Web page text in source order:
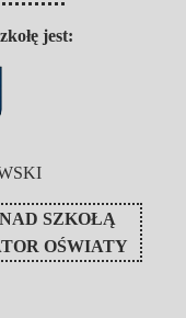
jest:
SZKOŁĄ
OŚWIATY